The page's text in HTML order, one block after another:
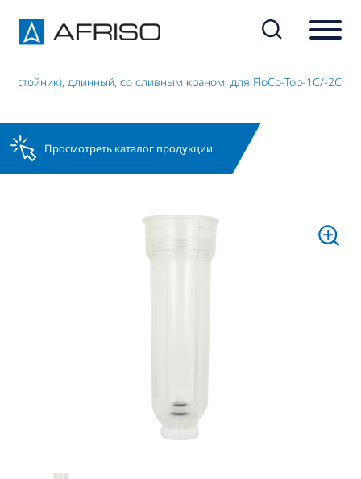
длинный, со сливным краном, для FloCo-Top-1C/-2C
Просмотреть каталог продукции